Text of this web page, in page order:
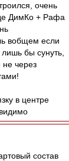
очень
ДимКо + Рафа
вобщем если
бы сунуть,
не через
в центре
состав